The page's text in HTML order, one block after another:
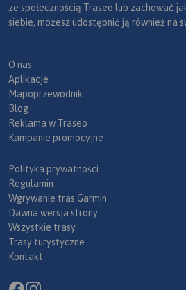
ze społecznością Traseo lub zachować
siebie, możesz udostępnić ją również na
O nas
Aplikacje
Mapoprzewodnik
Blog
Reklama w Traseo
Kampanie promocyjne
Polityka prywatności
Regulamin
Wgrywanie tras Garmin
Dawna wersja strony
Wszystkie trasy
Trasy turystyczne
Kontakt